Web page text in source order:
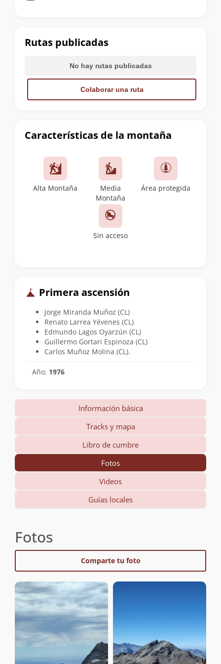
de
cumbre
Características de la montaña
Alta Montaña
Media
Montaña
Área protegida
Sin acceso
Primera ascensión
Jorge Miranda Muñoz (CL)
Renato Larrea Yévenes (CL)
Edmundo Lagos Oyarzún (CL)
Guillermo Gortari Espinoza (CL)
Carlos Muñoz Molina (CL).
Año: 1976
Rutas publicadas
No hay rutas publicadas
Colaborar una ruta
Información básica
Tracks y mapa
Libro de cumbre
Fotos
Videos
Guías locales
Fotos
Comparte tu foto